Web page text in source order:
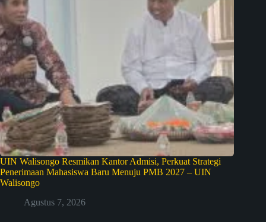
UIN Walisongo Resmikan Kantor Admisi, Perkuat Strategi
Penerimaan Mahasiswa Baru Menuju PMB 2027 – UIN
Walisongo
Agustus 7, 2026